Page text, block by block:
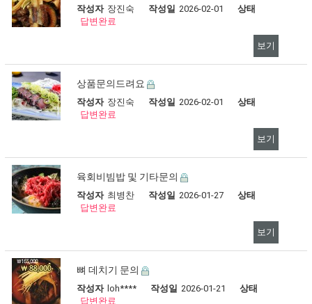
작성자 장진숙 작성일 2026-02-01
상태
답변완료
보기
상품문의드려요
작성자 장진숙 작성일 2026-02-01
상태
답변완료
보기
육회비빔밥 및 기타문의
작성자 최병찬 작성일 2026-01-27
상태
답변완료
보기
뼈 데치기 문의
작성자 loh**** 작성일 2026-01-21
상태
답변완료